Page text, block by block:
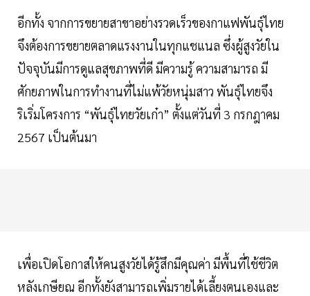
อีกทั้ง จากการขยายสาขาอย่างรวดเร็วของกาแฟพันธุ์ไทย
จึงต้องการขยายตลาดแรงงานในทุกแชแนล ซึ่งผู้สูงวัยใน
ปัจจุบันมีการดูแลสุขภาพที่ดี มีความรู้ ความสามารถ มี
ศักยภาพในการทำงานที่ไม่แพ้วัยหนุ่มสาว พันธุ์ไทยจึง
ริเริ่มโครงการ “พันธุ์ไทยวัยเก๋า” ตั้งแต่วันที่ 3 กรกฎาคม
2567 เป็นต้นมา
เพื่อเปิดโอกาสให้คนสูงวัยได้รู้สึกมีคุณค่า มีพื้นที่ใช้ชีวิต
หลังเกษียณ อีกทั้งยังสามารถเพิ่มรายได้เลี้ยงตนเองและ